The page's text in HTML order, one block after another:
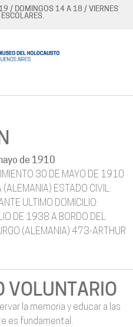
/ DOMINGOS 14 A 18 / VIERNES
de 1910
DE MAYO DE 1910
(ALEMANIA) ESTADO CIVIL:
ULTIMO DOMICILIO:
DE 1938 A BORDO DEL
(ALEMANIA) 473-ARTHUR
VOLUNTARIO
la memoria y educar a las
es fundamental.